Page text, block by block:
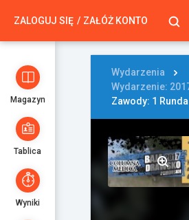
ZALOGUJ SIĘ ZAŁÓŻ KONTO
Magazyn
Tablica
Wyniki
Wydarzenia
Wydarzenie:
Zawody: 1